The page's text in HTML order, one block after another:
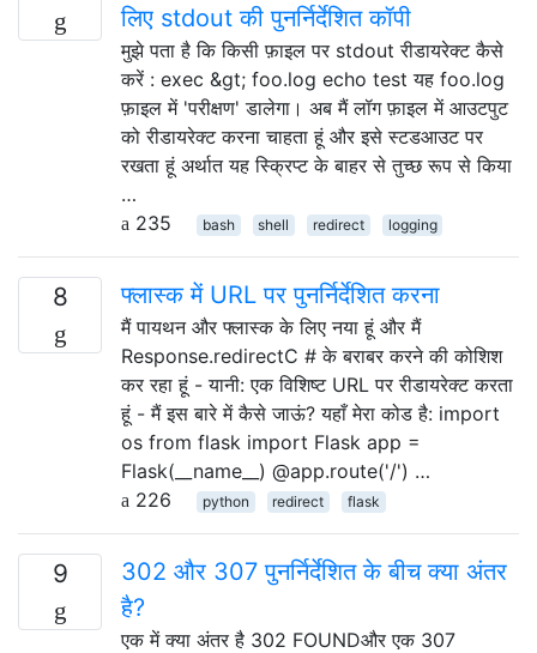
लिए stdout की पुनर्निर्देशित कॉपी
मुझे पता है कि किसी फ़ाइल पर stdout रीडायरेक्ट कैसे
करें : exec &gt; foo.log echo test यह foo.log
फ़ाइल में 'परीक्षण' डालेगा। अब मैं लॉग फ़ाइल में आउटपुट
को रीडायरेक्ट करना चाहता हूं और इसे स्टडआउट पर
रखता हूं अर्थात यह स्क्रिप्ट के बाहर से तुच्छ रूप से किया
…
235
bash shell redirect logging
8 फ्लास्क में URL पर पुनर्निर्देशित करना
मैं पायथन और फ्लास्क के लिए नया हूं और मैं
Response.redirectC # के बराबर करने की कोशिश
कर रहा हूं - यानी: एक विशिष्ट URL पर रीडायरेक्ट करता
हूं - मैं इस बारे में कैसे जाऊं? यहाँ मेरा कोड है: import
os from flask import Flask app =
Flask(__name__) @app.route('/') …
226
python redirect flask
9
302 और 307 पुनर्निर्देशित के बीच क्या अंतर
है?
एक में क्या अंतर है 302 FOUNDऔर एक 307